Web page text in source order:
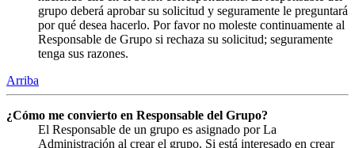
grupo deberá aprobar su solicitud y seguramente le preguntará
por qué desea hacerlo. Por favor no moleste continuamente al
Responsable de Grupo si rechaza su solicitud; seguramente
tenga sus razones.
Arriba
¿Cómo me convierto en Responsable del Grupo?
El Responsable de un grupo es asignado por La
Administración al crear el grupo. Si está interesado en crear